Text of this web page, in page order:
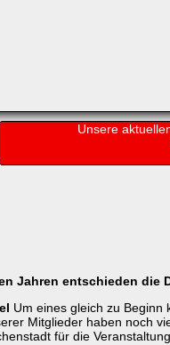
Unsere
Jahren entschieden die
Um eines gleich zu Beginn
Mitglieder haben noch
für die